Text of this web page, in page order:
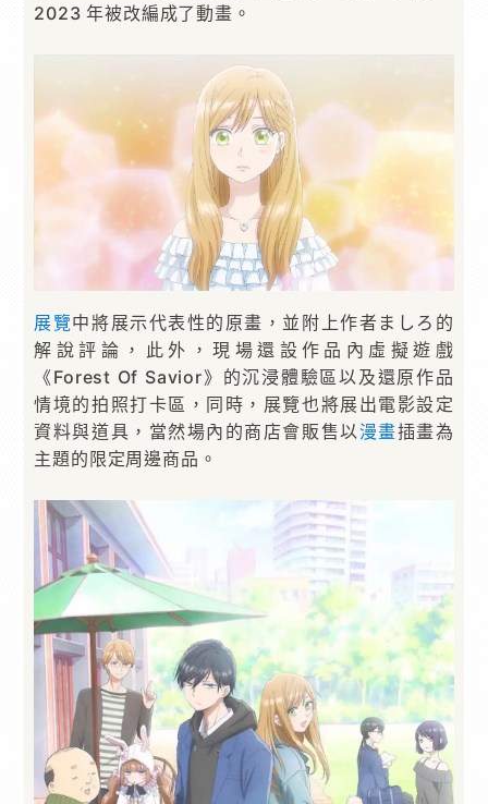
2023 年被改編成了動畫。
展覽中將展示代表性的原畫，並附上作者ましろ的
解說評論，此外，現場還設作品內虛擬遊戲
《Forest Of Savior》的沉浸體驗區以及還原作品
情境的拍照打卡區，同時，展覽也將展出電影設定
資料與道具，當然場內的商店會販售以漫畫插畫為
主題的限定周邊商品。